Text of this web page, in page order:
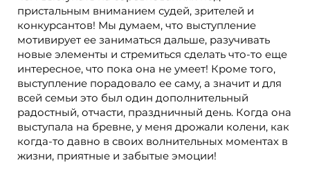
пристальным вниманием судей, зрителей и
конкурсантов! Мы думаем, что выступление
мотивирует ее заниматься дальше, разучивать
новые элементы и стремиться сделать что-то еще
интересное, что пока она не умеет! Кроме того,
выступление порадовало ее саму, а значит и для
всей семьи это был один дополнительный
радостный, отчасти, праздничный день. Когда она
выступала на бревне, у меня дрожали колени, как
когда-то давно в своих волнительных моментах в
жизни, приятные и забытые эмоции!